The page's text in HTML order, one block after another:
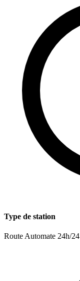
Type de station
Route Automate 24h/24